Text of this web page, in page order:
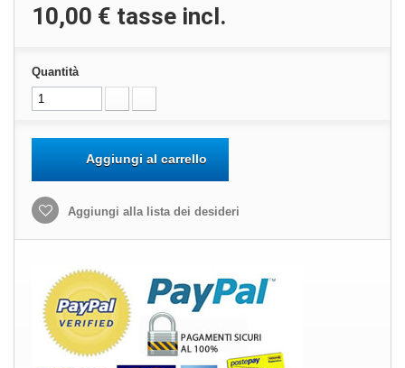
10,00 € tasse incl.
Quantità
Aggiungi al carrello
Aggiungi alla lista dei desideri